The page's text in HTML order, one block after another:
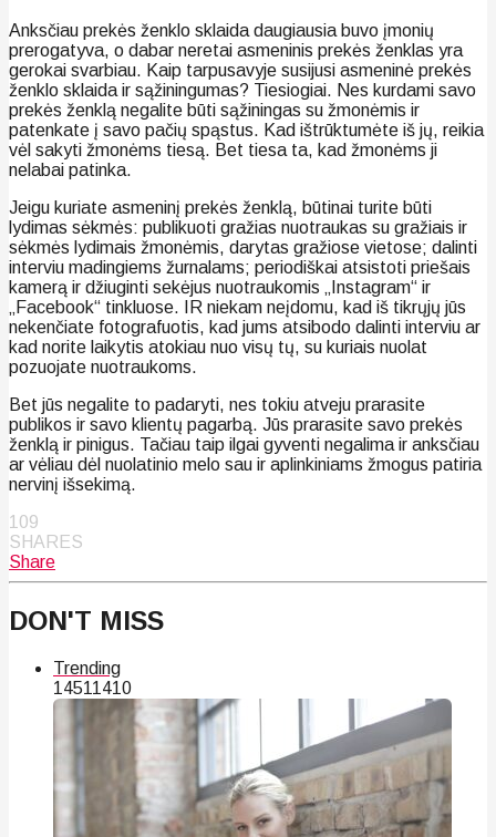
Anksčiau prekės ženklo sklaida daugiausia buvo įmonių
prerogatyva, o dabar neretai asmeninis prekės ženklas yra
gerokai svarbiau. Kaip tarpusavyje susijusi asmeninė prekės
ženklo sklaida ir sąžiningumas? Tiesiogiai. Nes kurdami savo
prekės ženklą negalite būti sąžiningas su žmonėmis ir
patenkate į savo pačių spąstus. Kad ištrūktumėte iš jų, reikia
vėl sakyti žmonėms tiesą. Bet tiesa ta, kad žmonėms ji
nelabai patinka.
Jeigu kuriate asmeninį prekės ženklą, būtinai turite būti
lydimas sėkmės: publikuoti gražias nuotraukas su gražiais ir
sėkmės lydimais žmonėmis, darytas gražiose vietose; dalinti
interviu madingiems žurnalams; periodiškai atsistoti priešais
kamerą ir džiuginti sekėjus nuotraukomis „Instagram“ ir
„Facebook“ tinkluose. IR niekam neįdomu, kad iš tikrųjų jūs
nekenčiate fotografuotis, kad jums atsibodo dalinti interviu ar
kad norite laikytis atokiau nuo visų tų, su kuriais nuolat
pozuojate nuotraukoms.
Bet jūs negalite to padaryti, nes tokiu atveju prarasite
publikos ir savo klientų pagarbą. Jūs prarasite savo prekės
ženklą ir pinigus. Tačiau taip ilgai gyventi negalima ir anksčiau
ar vėliau dėl nuolatinio melo sau ir aplinkiniams žmogus patiria
nervinį išsekimą.
109
SHARES
Share
DON'T MISS
Trending
14511410